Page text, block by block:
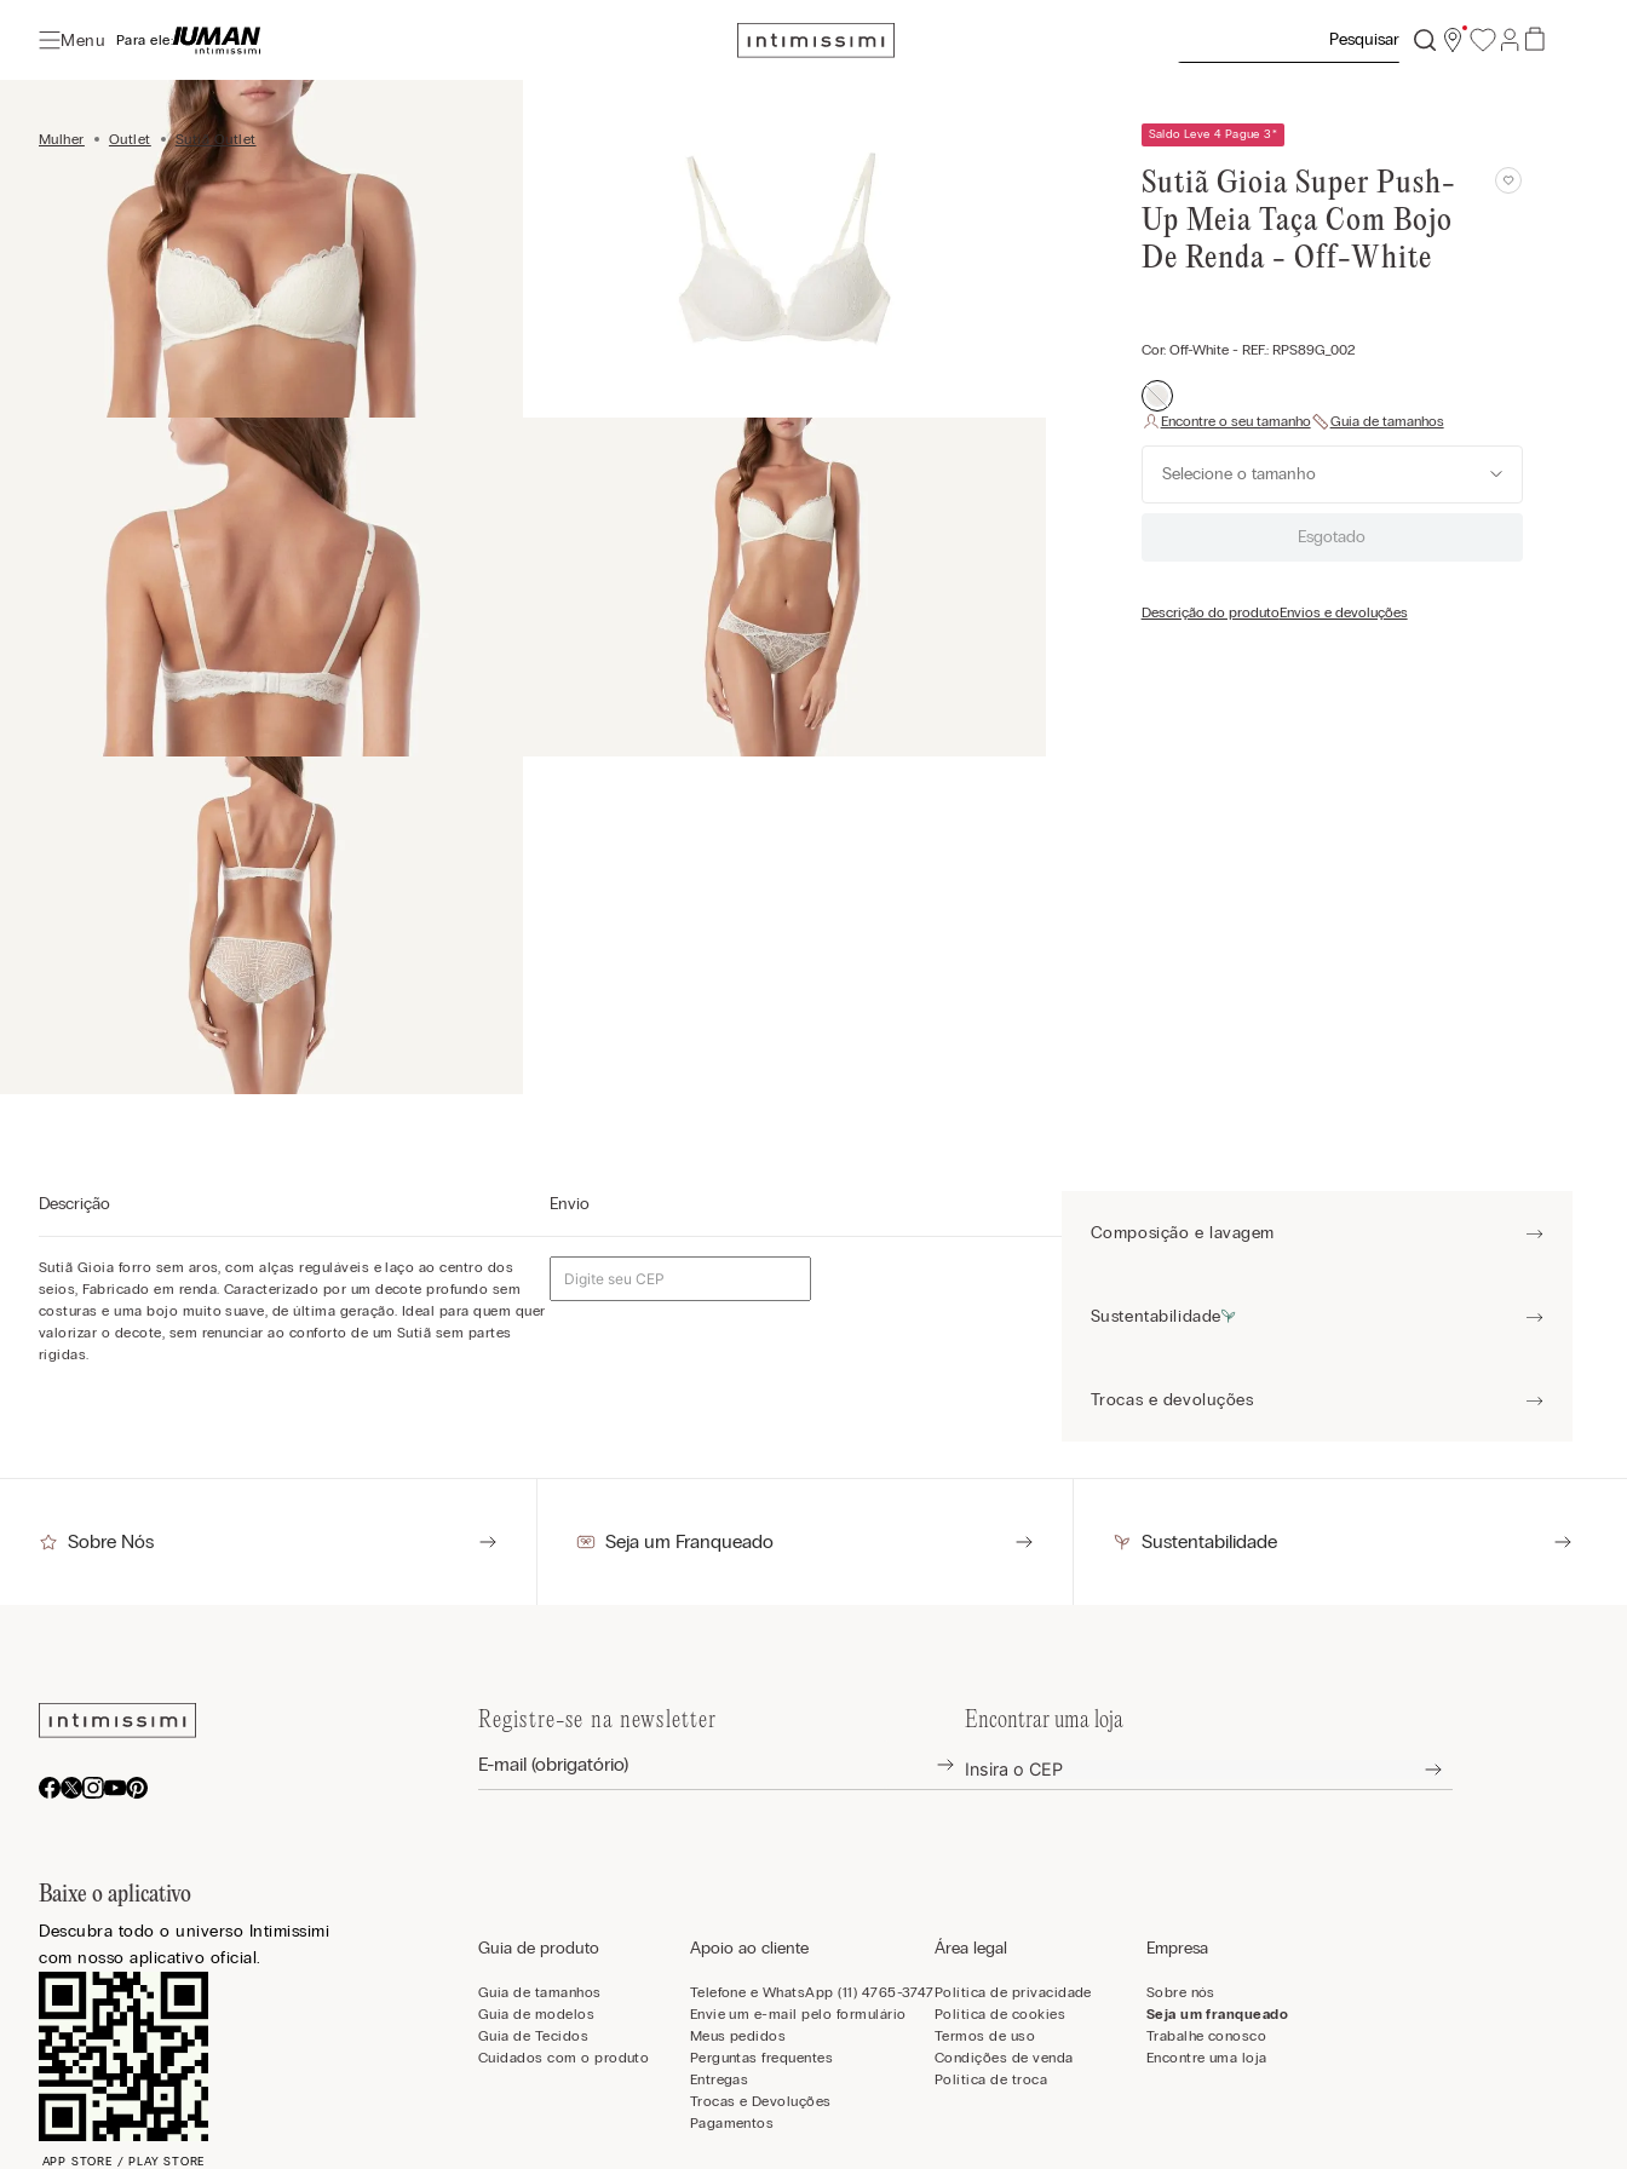
Menu Para ele:
Mulher Outlet Sutiã Outlet Saldo Leve 4 Pague 3*
Sutiã Gioia Super Push-
Up Meia Taça Com Bojo
De Renda - Off-White
Cor: Off-White- REF.: RPS89G_002
Selecione o tamanho
Esgotado
Descrição do produtoEnvios e devoluções
Descrição
Sutiã Gioia forro sem aros, com alças reguláveis e laço ao centro dos
seios, Fabricado em renda. Caracterizado por um decote profundo sem
costuras e uma bojo muito suave, de última geração. Ideal para quem quer
valorizar o decote, sem renunciar ao conforto de um Sutiã sem partes
rígidas.
Envio
Composição e lavagem
Sustentabilidade
Trocas e devoluções
Sobre Nós Seja um Franqueado Sustentabilidade
Baixe o aplicativo
Descubra todo o universo Intimissimi
com nosso aplicativo oficial.
APP STORE / PLAY STORE
Registre-se na newsletter Encontrar uma loja
Guia de produto
Guia de tamanhos
Guia de modelos
Guia de Tecidos
Cuidados com o produto
Apoio ao cliente
Telefone e WhatsApp (11) 4765-3747
Envie um e-mail pelo formulário
Meus pedidos
Perguntas frequentes
Entregas
Trocas e Devoluções
Pagamentos
Área legal
Política de privacidade
Política de cookies
Termos de uso
Condições de venda
Política de troca
Empresa
Sobre nós
Seja um franqueado
Trabalhe conosco
Encontre uma loja